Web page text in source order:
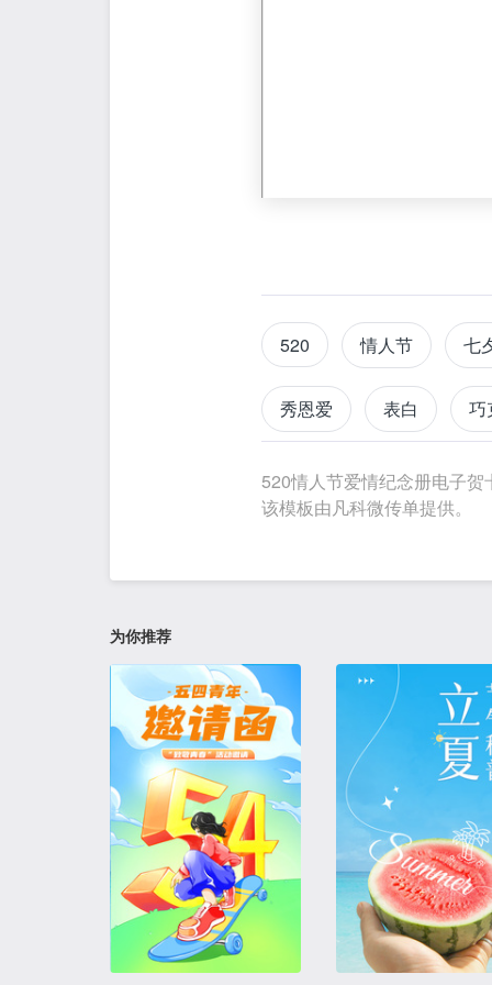
520 情人节 七
秀恩爱 表白 巧
贺卡祝福 祝福贺卡
520情人节爱情纪念册电子
该模板由凡科微传单提供。
为你推荐